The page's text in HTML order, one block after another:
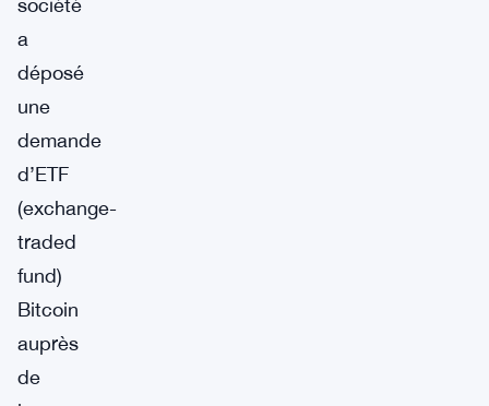
société
a
déposé
une
demande
d’ETF
(exchange-
traded
fund)
Bitcoin
auprès
de